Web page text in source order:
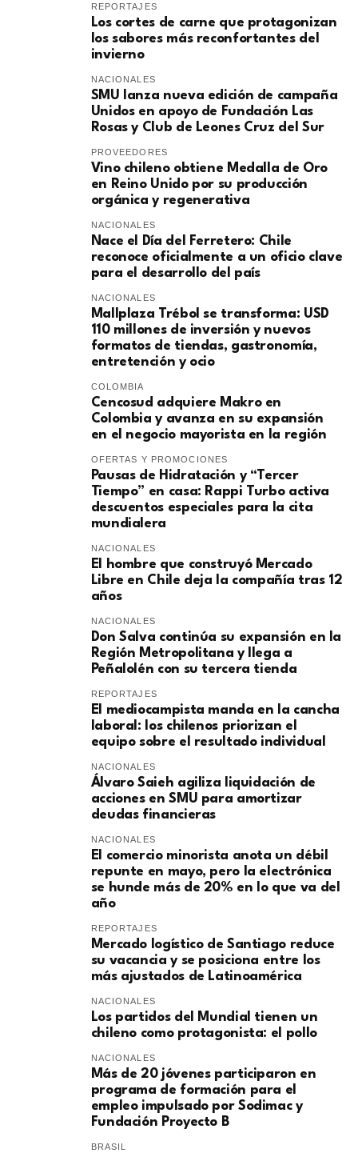
REPORTAJES
Los cortes de carne que protagonizan
los sabores más reconfortantes del
invierno
NACIONALES
SMU lanza nueva edición de campaña
Unidos en apoyo de Fundación Las
Rosas y Club de Leones Cruz del Sur
PROVEEDORES
Vino chileno obtiene Medalla de Oro
en Reino Unido por su producción
orgánica y regenerativa
NACIONALES
Nace el Día del Ferretero: Chile
reconoce oficialmente a un oficio clave
para el desarrollo del país
NACIONALES
Mallplaza Trébol se transforma: USD
110 millones de inversión y nuevos
formatos de tiendas, gastronomía,
entretención y ocio
COLOMBIA
Cencosud adquiere Makro en
Colombia y avanza en su expansión
en el negocio mayorista en la región
OFERTAS Y PROMOCIONES
Pausas de Hidratación y “Tercer
Tiempo” en casa: Rappi Turbo activa
descuentos especiales para la cita
mundialera
NACIONALES
El hombre que construyó Mercado
Libre en Chile deja la compañía tras 12
años
NACIONALES
Don Salva continúa su expansión en la
Región Metropolitana y llega a
Peñalolén con su tercera tienda
REPORTAJES
El mediocampista manda en la cancha
laboral: los chilenos priorizan el
equipo sobre el resultado individual
NACIONALES
​Álvaro Saieh agiliza liquidación de
acciones en SMU para amortizar
deudas financieras
NACIONALES
El comercio minorista anota un débil
repunte en mayo, pero la electrónica
se hunde más de 20% en lo que va del
año
REPORTAJES
Mercado logístico de Santiago reduce
su vacancia y se posiciona entre los
más ajustados de Latinoamérica
NACIONALES
Los partidos del Mundial tienen un
chileno como protagonista: el pollo
NACIONALES
Más de 20 jóvenes participaron en
programa de formación para el
empleo impulsado por Sodimac y
Fundación Proyecto B
BRASIL